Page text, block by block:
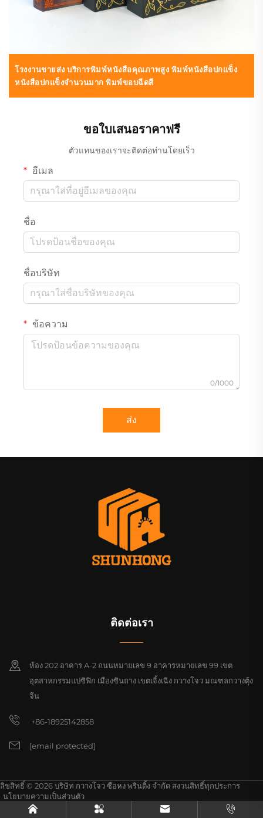
โรงงานขายส่ง บริการพิมพ์หนังสือคุณภาพสูง พิมพ์หนังสือปกแข็ง
หนังสือปกแข็งจำนวนมาก พิมพ์ขอบฉีดสี
ขอใบเสนอราคาฟรี
ตัวแทนของเราจะติดต่อท่านโดยเร็ว
อีเมล
ชื่อ
ชื่อบริษัท
ข้อความ
0/1000
ส่ง
ติดต่อเรา
ห้อง 202 อาคาร A-2 ถนนหมายเลข 9 อาคารหมายเลข 99 เขต
อุตสาหกรรมแปซิฟิก เมืองซินถาง เขตเจิ้งเฉิง กวางโจว มณฑลกวางตุ้ง
จีน
+86-18925142858
[email protected]
ลิขสิทธิ์ © 2026 บริษัท กวางโจว ซือหง พรินติ้ง จำกัด สงวนสิทธิ์ทุกประการ
นโยบายความเป็นส่วนตัว